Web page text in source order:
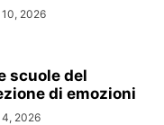
2026
scuole del
di emozioni
2026